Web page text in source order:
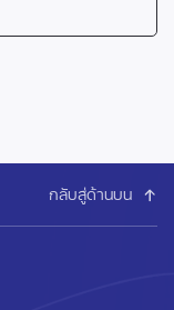
กลับสู่ด้านบน